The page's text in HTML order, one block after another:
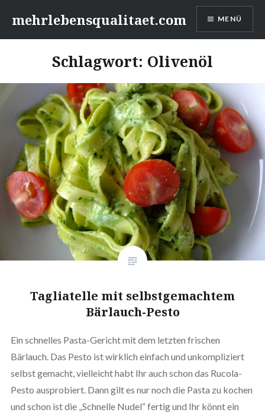
Inhalt
springen
mehrlebensqualitaet.com MENÜ
Schlagwort: Olivenöl
Tagliatelle mit selbstgemachtem
Bärlauch-Pesto
Ein schnelles Pasta-Gericht mit dem letzten frischen
Bärlauch. Das Pesto ist wirklich einfach und unkompliziert
selbst gemacht, vielleicht habt Ihr auch schon das Rucola-
Pesto ausprobiert. Dann gilt es nur noch die Pasta zu kochen
und schon ist die „Schnelle Nudel“ fertig und Ihr könnt ein